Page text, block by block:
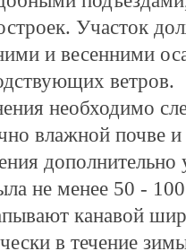
Участок
и весенними
ветров.
необходимо
влажной почве
не менее 50 -
канавой
в течение